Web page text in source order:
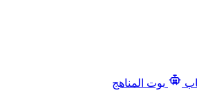
بوت المناهج